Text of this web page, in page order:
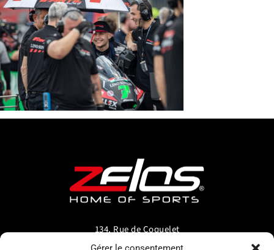
134, Rue de Coquelet
5000 Bouge-Namur